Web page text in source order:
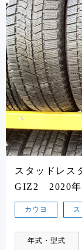
スタッドレ
GIZ2 2020
カウヨ
年式・型式